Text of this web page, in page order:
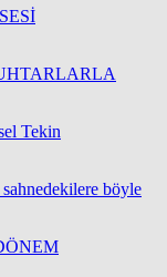
böyle